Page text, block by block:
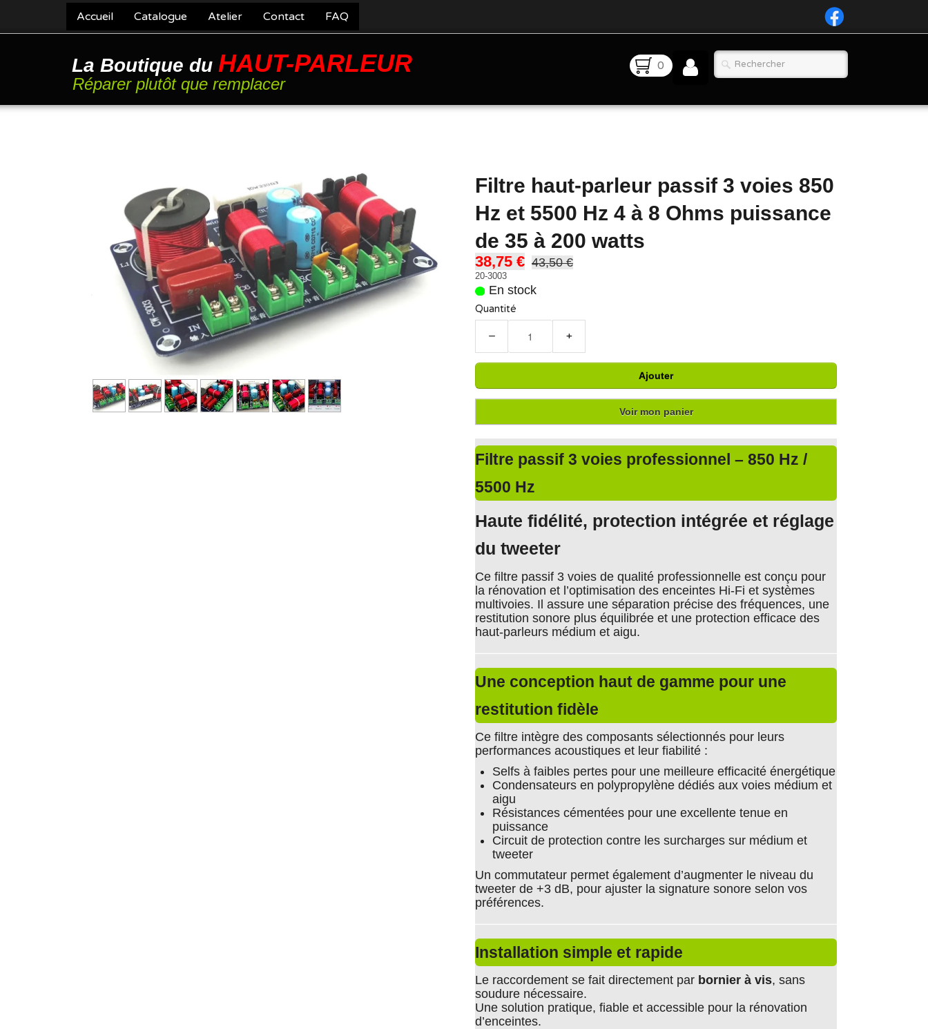
Accueil Catalogue Atelier Contact FAQ
La Boutique du HAUT-PARLEUR
Réparer plutôt que remplacer
0
Filtre haut-parleur passif 3 voies 850
Hz et 5500 Hz 4 à 8 Ohms puissance
de 35 à 200 watts
38,75 € 43,50 €
20-3003
En stock
Quantité
− +
Ajouter
Voir mon panier
Filtre passif 3 voies professionnel – 850 Hz /
5500 Hz
Haute fidélité, protection intégrée et réglage
du tweeter
Ce filtre passif 3 voies de qualité professionnelle est conçu pour
la rénovation et l’optimisation des enceintes Hi-Fi et systèmes
multivoies. Il assure une séparation précise des fréquences, une
restitution sonore plus équilibrée et une protection efficace des
haut-parleurs médium et aigu.
Une conception haut de gamme pour une
restitution fidèle
Ce filtre intègre des composants sélectionnés pour leurs
performances acoustiques et leur fiabilité :
Selfs à faibles pertes pour une meilleure efficacité énergétique
Condensateurs en polypropylène dédiés aux voies médium et
aigu
Résistances cémentées pour une excellente tenue en
puissance
Circuit de protection contre les surcharges sur médium et
tweeter
Un commutateur permet également d’augmenter le niveau du
tweeter de +3 dB, pour ajuster la signature sonore selon vos
préférences.
Installation simple et rapide
Le raccordement se fait directement par bornier à vis, sans
soudure nécessaire.
Une solution pratique, fiable et accessible pour la rénovation
d’enceintes.